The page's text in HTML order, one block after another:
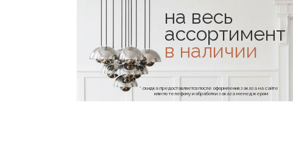
на весь
ассортимент
в наличии
* скидка предоставляется после оформления заказа на сайте
или по телефону и обработки заказа менеджером